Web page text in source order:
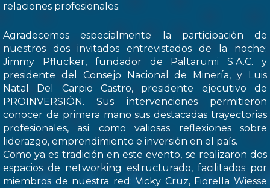
relaciones profesionales.
Agradecemos especialmente la participación de
nuestros dos invitados entrevistados de la noche:
Jimmy Pflucker, fundador de Paltarumi S.A.C. y
presidente del Consejo Nacional de Minería, y Luis
Natal Del Carpio Castro, presidente ejecutivo de
PROINVERSIÓN. Sus intervenciones permitieron
conocer de primera mano sus destacadas trayectorias
profesionales, así como valiosas reflexiones sobre
liderazgo, emprendimiento e inversión en el país.
Como ya es tradición en este evento, se realizaron dos
espacios de networking estructurado, facilitados por
miembros de nuestra red: Vicky Cruz, Fiorella Wiesse